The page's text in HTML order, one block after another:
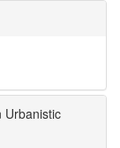
Urbanistic